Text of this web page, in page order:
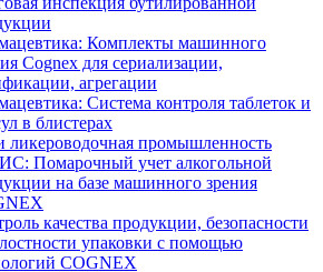
Комплекты машинного
Cognex для сериализации,
агрегации
Система контроля таблеток и
в блистерах
ликероводочная промышленность
Помарочный учет алкогольной
на базе машинного зрения
качества продукции, безопасности
упаковки с помощью
COGNEX